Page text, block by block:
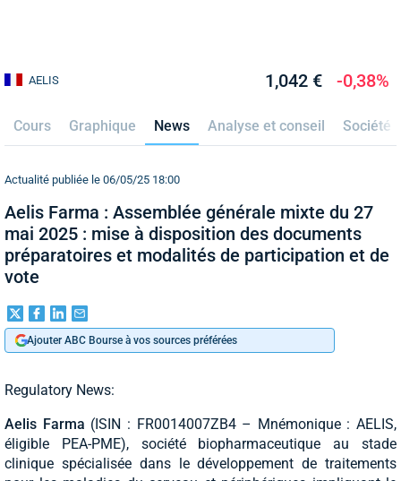
AELIS 1,042 € -0,38%
Cours Graphique News Analyse et conseil Société
Actualité publiée le 06/05/25 18:00
Aelis Farma : Assemblée générale mixte du 27
mai 2025 : mise à disposition des documents
préparatoires et modalités de participation et de
vote
Ajouter ABC Bourse à vos sources préférées
Regulatory News:
Aelis Farma (ISIN : FR0014007ZB4 – Mnémonique : AELIS,
éligible PEA-PME), société biopharmaceutique au stade
clinique spécialisée dans le développement de traitements